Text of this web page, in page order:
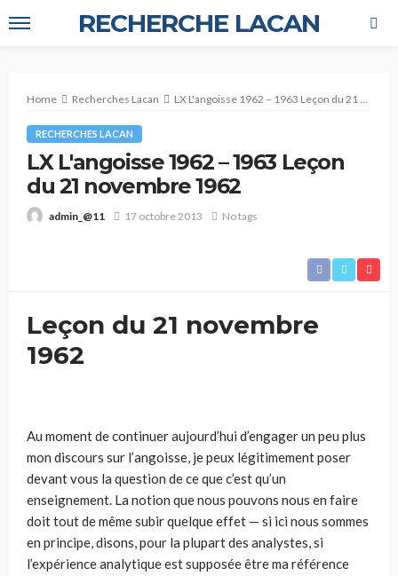
RECHERCHE LACAN
Home Recherches Lacan LX L'angoisse 1962 – 1963 Leçon du 21 novembre 1962
RECHERCHES LACAN
LX L'angoisse 1962 – 1963 Leçon
du 21 novembre 1962
admin_@11 17 octobre 2013 No tags
Leçon du 21 novembre
1962
Au moment de continuer aujourd’hui d’engager un peu plus
mon discours sur l’angoisse, je peux légitimement poser
devant vous la question de ce que c’est qu’un
enseignement. La notion que nous pouvons nous en faire
doit tout de même subir quelque effet — si ici nous sommes
en principe, disons, pour la plupart des analystes, si
l’expérience analytique est supposée être ma référence